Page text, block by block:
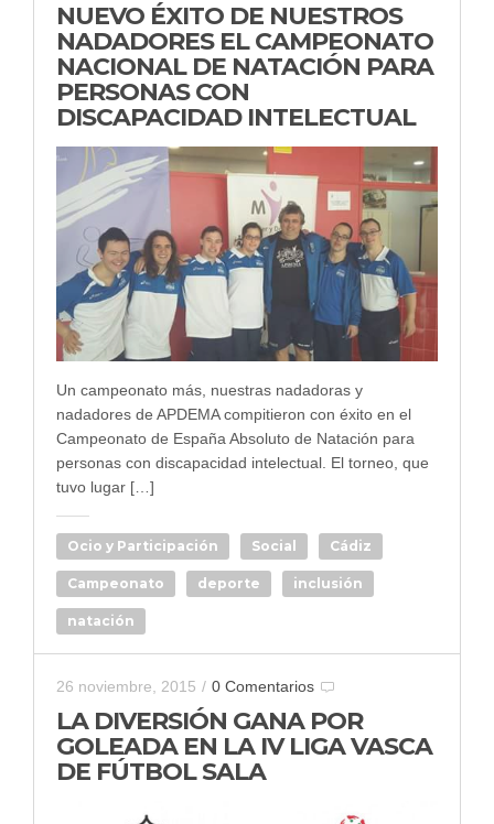
NUEVO ÉXITO DE NUESTROS
NADADORES EL CAMPEONATO
NACIONAL DE NATACIÓN PARA
PERSONAS CON
DISCAPACIDAD INTELECTUAL
Un campeonato más, nuestras nadadoras y
nadadores de APDEMA compitieron con éxito en el
Campeonato de España Absoluto de Natación para
personas con discapacidad intelectual. El torneo, que
tuvo lugar […]
Ocio y Participación Social Cádiz
Campeonato deporte inclusión
natación
26 noviembre, 2015 / 0 Comentarios
LA DIVERSIÓN GANA POR
GOLEADA EN LA IV LIGA VASCA
DE FÚTBOL SALA